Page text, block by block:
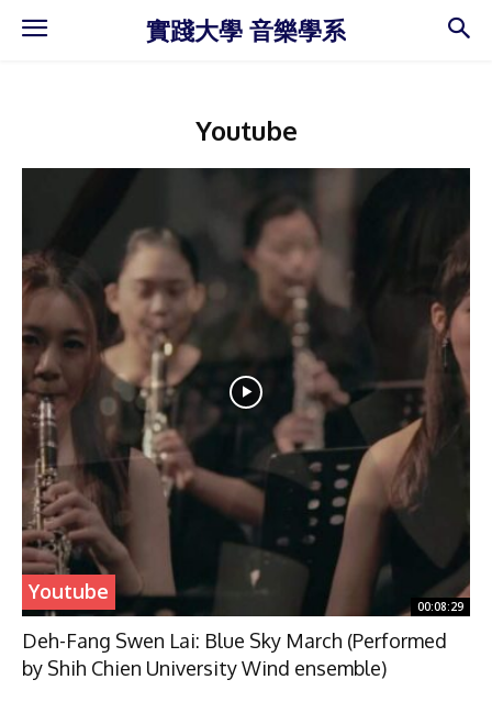
實踐大學 音樂學系
Youtube
Youtube
00:08:29
Deh-Fang Swen Lai: Blue Sky March (Performed
by Shih Chien University Wind ensemble)